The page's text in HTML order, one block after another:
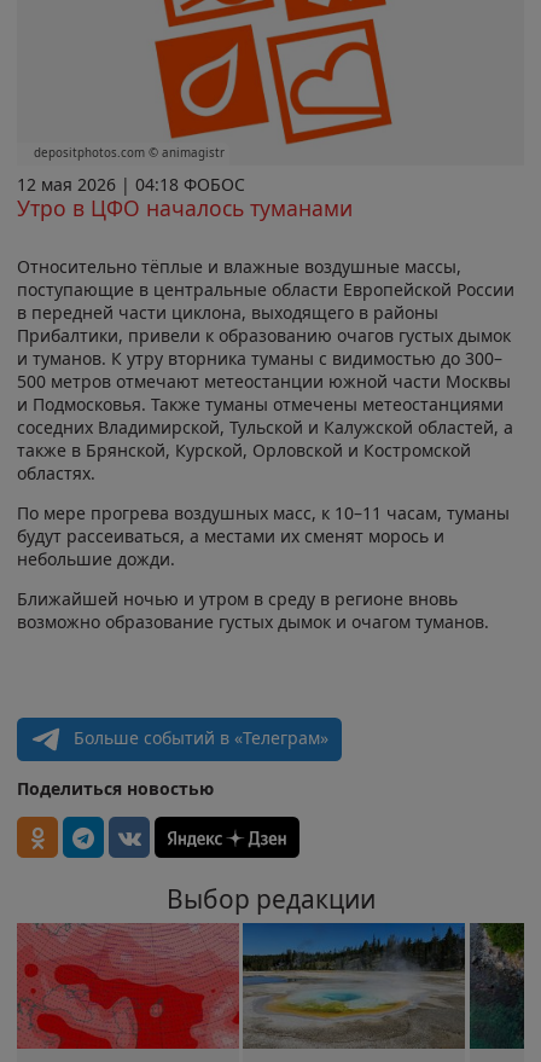
depositphotos.com © animagistr
12 мая 2026 | 04:18 ФОБОС
Утро в ЦФО началось туманами
Относительно тёплые и влажные воздушные массы,
поступающие в центральные области Европейской России
в передней части циклона, выходящего в районы
Прибалтики, привели к образованию очагов густых дымок
и туманов. К утру вторника туманы с видимостью до 300–
500 метров отмечают метеостанции южной части Москвы
и Подмосковья. Также туманы отмечены метеостанциями
соседних Владимирской, Тульской и Калужской областей, а
также в Брянской, Курской, Орловской и Костромской
областях.
По мере прогрева воздушных масс, к 10–11 часам, туманы
будут рассеиваться, а местами их сменят морось и
небольшие дожди.
Ближайшей ночью и утром в среду в регионе вновь
возможно образование густых дымок и очагом туманов.
Больше событий в «Телеграм»
Поделиться новостью
Выбор редакции